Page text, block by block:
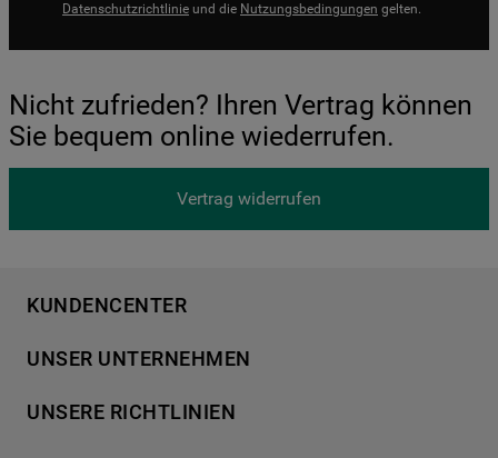
Datenschutzrichtlinie und die Nutzungsbedingungen gelten.
Nicht zufrieden? Ihren Vertrag können
Sie bequem online wiederrufen.
Vertrag widerrufen
KUNDENCENTER
Händlersuche
Häufige Fragen
UNSER UNTERNEHMEN
Für Händler
UNSERE RICHTLINIEN